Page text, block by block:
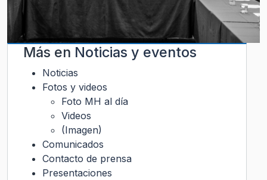
Más en Noticias y eventos
Noticias
Fotos y videos
Foto MH al día
Videos
(Imagen)
Comunicados
Contacto de prensa
Presentaciones